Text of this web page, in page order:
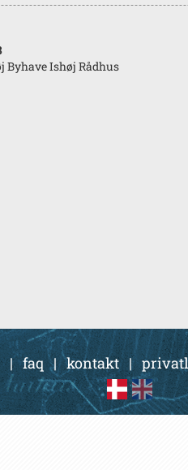
Byhave Ishøj Rådhus
|faq |kontakt|